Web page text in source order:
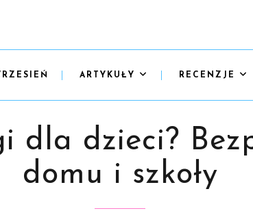
ARTYKUŁY RECENZJE
dla dzieci?
domu i szkoły